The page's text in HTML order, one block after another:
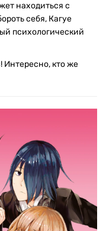
находиться с
себя, Кагуе
психологический
Интересно, кто же